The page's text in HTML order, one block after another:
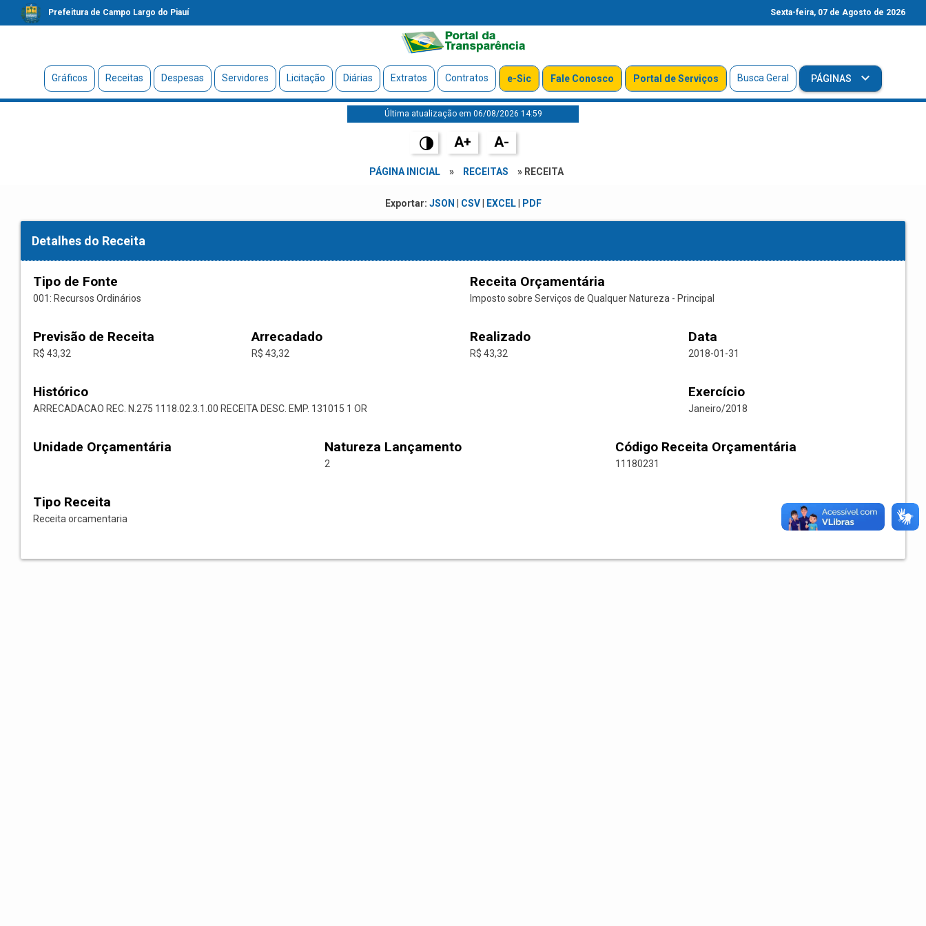
Prefeitura de Campo Largo do Piauí Sexta-feira, 07 de Agosto de 2026
Gráficos Receitas Despesas Servidores Licitação Diárias Extratos Contratos e-Sic Fale Conosco Portal de Serviços Busca Geral PÁGINAS
Última atualização em 06/08/2026 14:59
A+ A-
PÁGINA INICIAL » RECEITAS » RECEITA
Exportar: JSON CSV| EXCEL| PDF
Detalhes do Receita
Tipo de Fonte
001: Recursos Ordinários
Receita Orçamentária
Imposto sobre Serviços de Qualquer Natureza - Principal
Previsão de Receita
R$ 43,32
Arrecadado
R$ 43,32
Realizado
R$ 43,32
Data
2018-01-31
Histórico
ARRECADACAO REC. N.275 1118.02.3.1.00 RECEITA DESC. EMP. 131015 1 OR
Exercício
Janeiro/2018
Unidade Orçamentária Natureza Lançamento
2
Código Receita Orçamentária
11180231
Tipo Receita
Receita orcamentaria